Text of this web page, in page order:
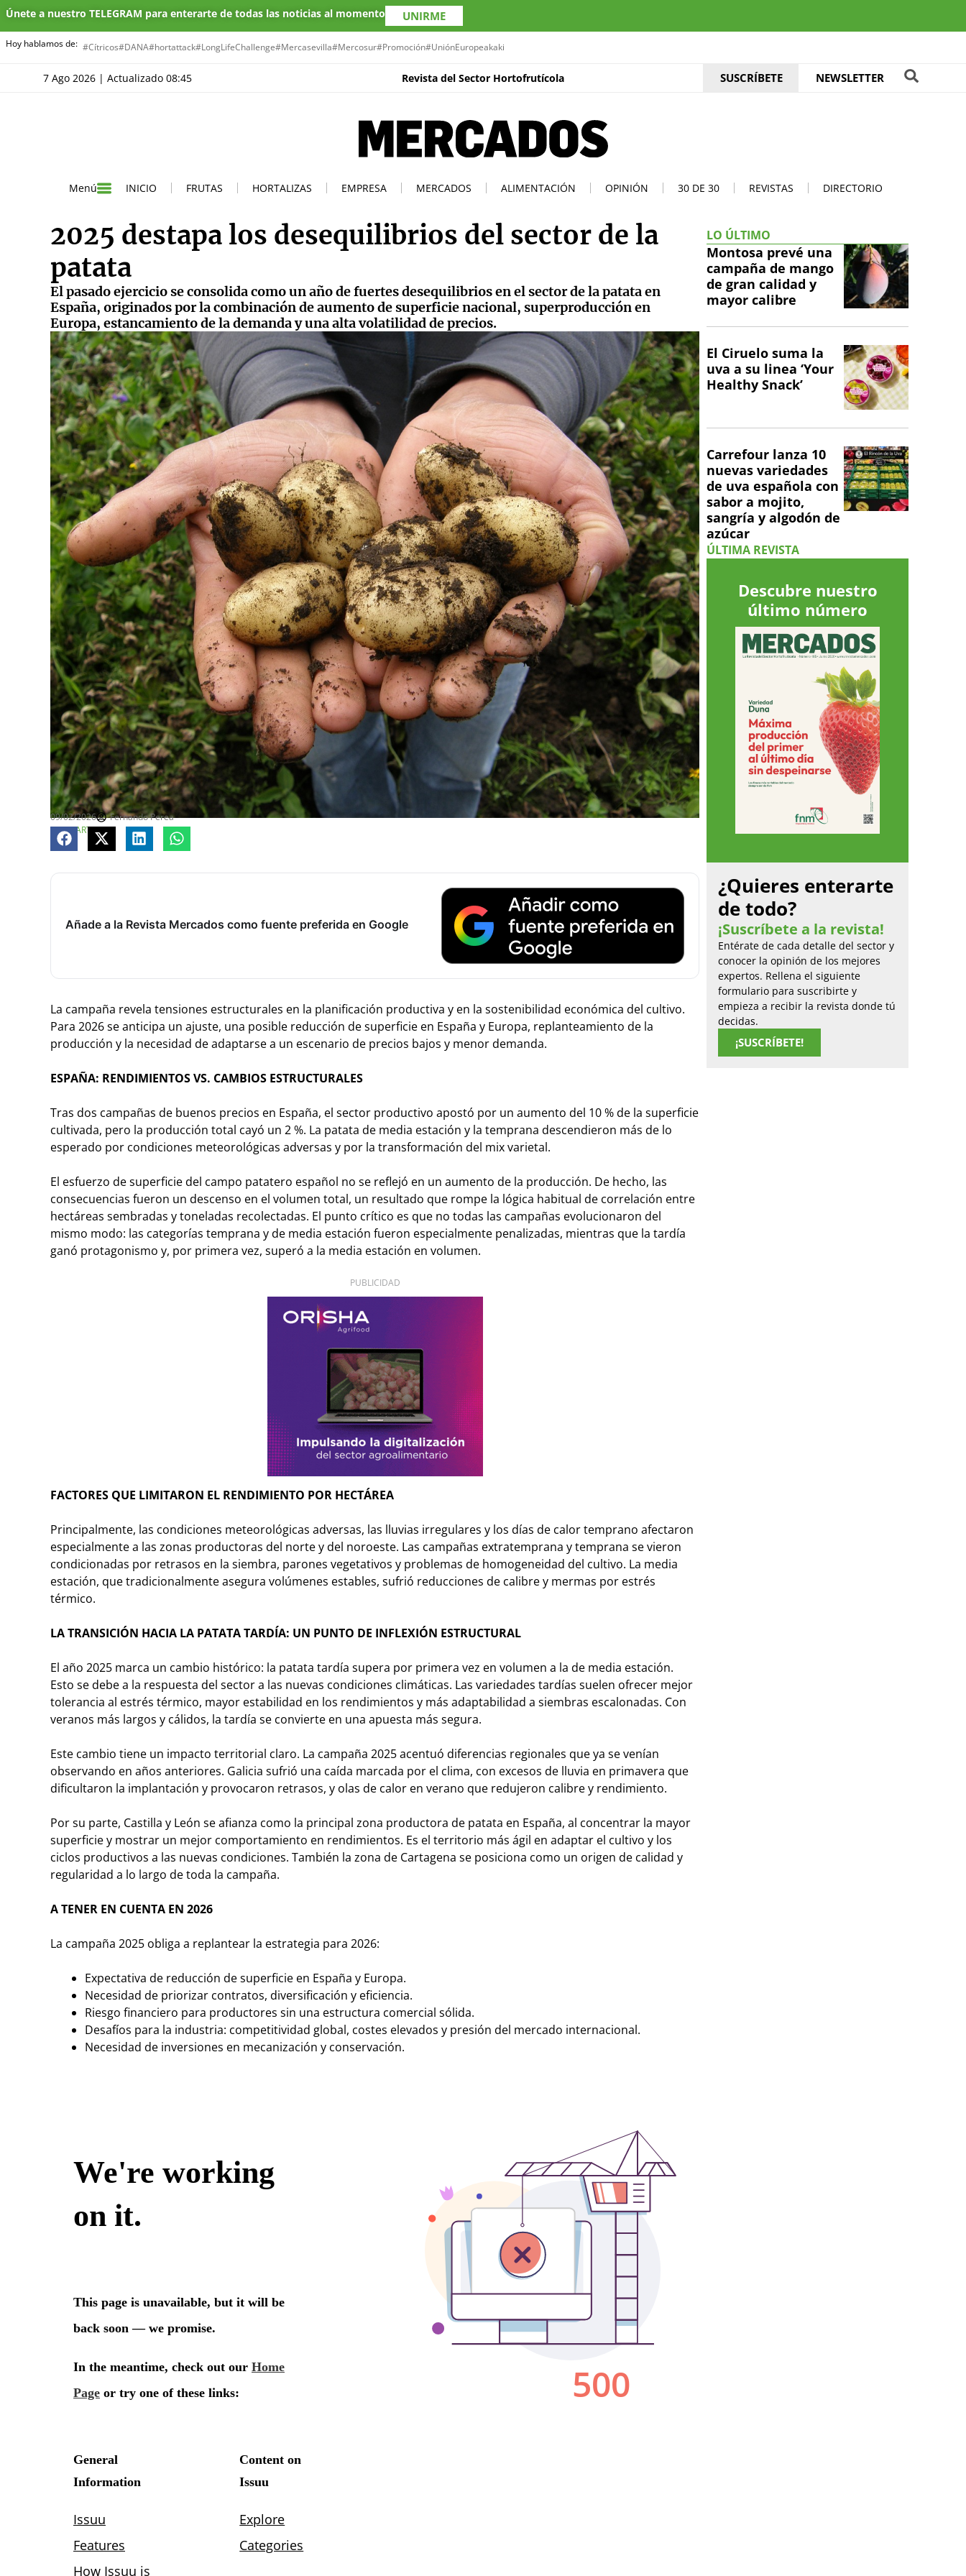
Únete a nuestro TELEGRAM para enterarte de todas las noticias al momento UNIRME
Hoy hablamos de: #Cítricos#DANA#hortattack#LongLifeChallenge#Mercasevilla#Mercosur#Promoción#UniónEuropeakaki
7 Ago 2026 | Actualizado 08:45 Revista del Sector Hortofrutícola SUSCRÍBETE NEWSLETTER
Menú INICIO FRUTAS HORTALIZAS EMPRESA MERCADOS ALIMENTACIÓN OPINIÓN 30 DE 30 REVISTAS DIRECTORIO
2025 destapa los desequilibrios del sector de la
patata
El pasado ejercicio se consolida como un año de fuertes desequilibrios en el sector de la patata en
España, originados por la combinación de aumento de superficie nacional, superproducción en
Europa, estancamiento de la demanda y una alta volatilidad de precios.
09/02/2026
Fernando Perea
COMPARTE
Añade a la Revista Mercados como fuente preferida en Google
La campaña revela tensiones estructurales en la planificación productiva y en la sostenibilidad económica del cultivo.
Para 2026 se anticipa un ajuste, una posible reducción de superficie en España y Europa, replanteamiento de la
producción y la necesidad de adaptarse a un escenario de precios bajos y menor demanda.
ESPAÑA: RENDIMIENTOS VS. CAMBIOS ESTRUCTURALES
Tras dos campañas de buenos precios en España, el sector productivo apostó por un aumento del 10 % de la superficie
cultivada, pero la producción total cayó un 2 %. La patata de media estación y la temprana descendieron más de lo
esperado por condiciones meteorológicas adversas y por la transformación del mix varietal.
El esfuerzo de superficie del campo patatero español no se reflejó en un aumento de la producción. De hecho, las
consecuencias fueron un descenso en el volumen total, un resultado que rompe la lógica habitual de correlación entre
hectáreas sembradas y toneladas recolectadas. El punto crítico es que no todas las campañas evolucionaron del
mismo modo: las categorías temprana y de media estación fueron especialmente penalizadas, mientras que la tardía
ganó protagonismo y, por primera vez, superó a la media estación en volumen.
PUBLICIDAD
FACTORES QUE LIMITARON EL RENDIMIENTO POR HECTÁREA
Principalmente, las condiciones meteorológicas adversas, las lluvias irregulares y los días de calor temprano afectaron
especialmente a las zonas productoras del norte y del noroeste. Las campañas extratemprana y temprana se vieron
condicionadas por retrasos en la siembra, parones vegetativos y problemas de homogeneidad del cultivo. La media
estación, que tradicionalmente asegura volúmenes estables, sufrió reducciones de calibre y mermas por estrés
térmico.
LA TRANSICIÓN HACIA LA PATATA TARDÍA: UN PUNTO DE INFLEXIÓN ESTRUCTURAL
El año 2025 marca un cambio histórico: la patata tardía supera por primera vez en volumen a la de media estación.
Esto se debe a la respuesta del sector a las nuevas condiciones climáticas. Las variedades tardías suelen ofrecer mejor
tolerancia al estrés térmico, mayor estabilidad en los rendimientos y más adaptabilidad a siembras escalonadas. Con
veranos más largos y cálidos, la tardía se convierte en una apuesta más segura.
Este cambio tiene un impacto territorial claro. La campaña 2025 acentuó diferencias regionales que ya se venían
observando en años anteriores. Galicia sufrió una caída marcada por el clima, con excesos de lluvia en primavera que
dificultaron la implantación y provocaron retrasos, y olas de calor en verano que redujeron calibre y rendimiento.
Por su parte, Castilla y León se afianza como la principal zona productora de patata en España, al concentrar la mayor
superficie y mostrar un mejor comportamiento en rendimientos. Es el territorio más ágil en adaptar el cultivo y los
ciclos productivos a las nuevas condiciones. También la zona de Cartagena se posiciona como un origen de calidad y
regularidad a lo largo de toda la campaña.
A TENER EN CUENTA EN 2026
La campaña 2025 obliga a replantear la estrategia para 2026:
Expectativa de reducción de superficie en España y Europa.
Necesidad de priorizar contratos, diversificación y eficiencia.
Riesgo financiero para productores sin una estructura comercial sólida.
Desafíos para la industria: competitividad global, costes elevados y presión del mercado internacional.
Necesidad de inversiones en mecanización y conservación.
LO ÚLTIMO
Montosa prevé una
campaña de mango
de gran calidad y
mayor calibre
El Ciruelo suma la
uva a su linea ‘Your
Healthy Snack’
Carrefour lanza 10
nuevas variedades
de uva española con
sabor a mojito,
sangría y algodón de
azúcar
ÚLTIMA REVISTA
Descubre nuestro
último número
¿Quieres enterarte
de todo?
¡Suscríbete a la revista!
Entérate de cada detalle del sector y
conocer la opinión de los mejores
expertos. Rellena el siguiente
formulario para suscribirte y
empieza a recibir la revista donde tú
decidas.
¡SUSCRÍBETE!